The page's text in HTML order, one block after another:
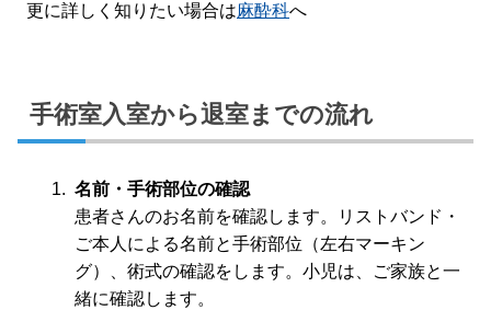
更に詳しく知りたい場合は麻酔科へ
手術室入室から退室までの流れ
名前・手術部位の確認
患者さんのお名前を確認します。リストバンド・
ご本人による名前と手術部位（左右マーキン
グ）、術式の確認をします。小児は、ご家族と一
緒に確認します。